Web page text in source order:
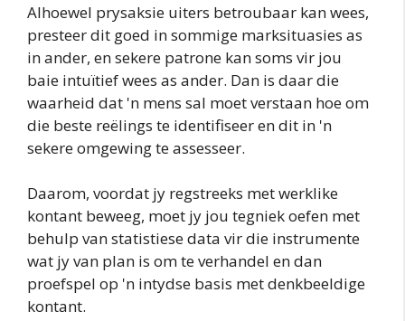
Alhoewel prysaksie uiters betroubaar kan wees,
presteer dit goed in sommige marksituasies as
in ander, en sekere patrone kan soms vir jou
baie intuïtief wees as ander. Dan is daar die
waarheid dat 'n mens sal moet verstaan hoe om
die beste reëlings te identifiseer en dit in 'n
sekere omgewing te assesseer.
Daarom, voordat jy regstreeks met werklike
kontant beweeg, moet jy jou tegniek oefen met
behulp van statistiese data vir die instrumente
wat jy van plan is om te verhandel en dan
proefspel op 'n intydse basis met denkbeeldige
kontant.